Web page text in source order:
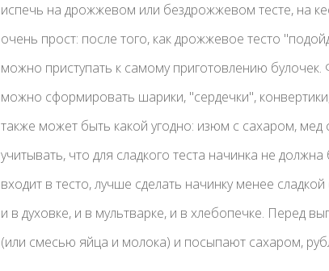
испечь на дрожжевом или бездрожжевом тесте, на
очень прост: после того, как дрожжевое тесто
можно приступать к самому приготовлению
можно сформировать шарики, "сердечки",
также может быть какой угодно: изюм с сахаром,
учитывать, что для сладкого теста начинка не
входит в тесто, лучше сделать начинку менее
и в духовке, и в мультварке, и в хлебопечке. Перед
(или смесью яйца и молока) и посыпают сахаром,